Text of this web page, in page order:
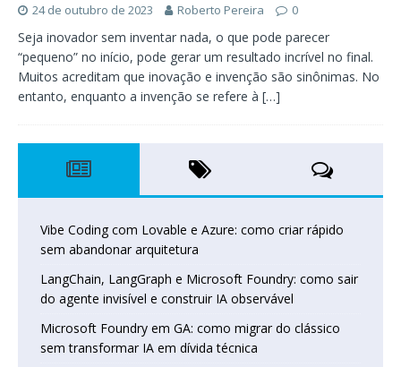
24 de outubro de 2023 Roberto Pereira 0
Seja inovador sem inventar nada, o que pode parecer
“pequeno” no início, pode gerar um resultado incrível no final.
Muitos acreditam que inovação e invenção são sinônimas. No
entanto, enquanto a invenção se refere à […]
Vibe Coding com Lovable e Azure: como criar rápido
sem abandonar arquitetura
LangChain, LangGraph e Microsoft Foundry: como sair
do agente invisível e construir IA observável
Microsoft Foundry em GA: como migrar do clássico
sem transformar IA em dívida técnica